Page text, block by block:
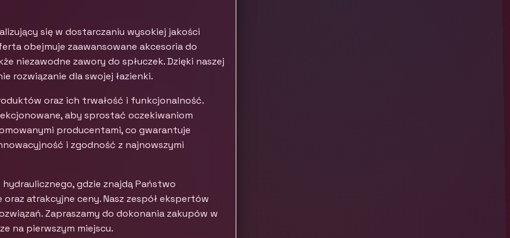
się w dostarczaniu wysokiej jakości
obejmuje zaawansowane akcesoria do
niezawodne zawory do spłuczek. Dzięki naszej
rozwiązanie dla swojej łazienki.
oraz ich trwałość i funkcjonalność.
aby sprostać oczekiwaniom
producentami, co gwarantuje
i zgodność z najnowszymi
gdzie znajdą Państwo
atrakcyjne ceny. Nasz zespół ekspertów
Zapraszamy do dokonania zakupów w
na pierwszym miejscu.